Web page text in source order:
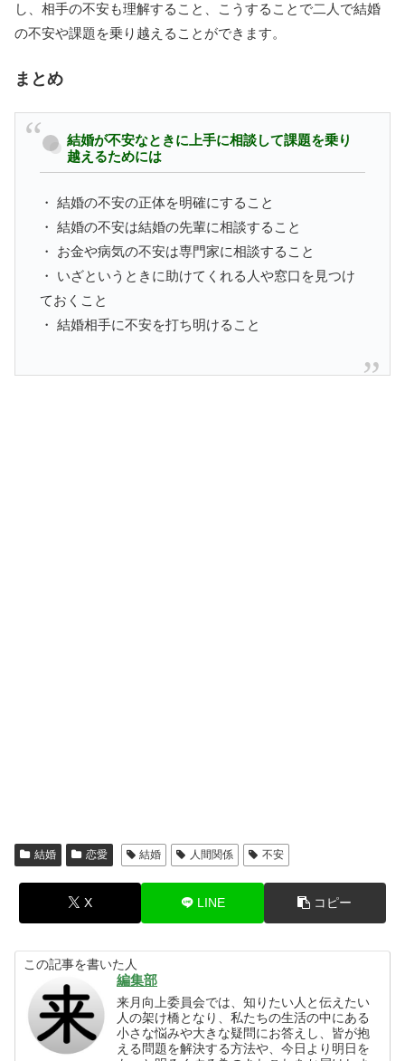
し、相手の不安も理解すること、こうすることで二人で結婚
の不安や課題を乗り越えることができます。
まとめ
結婚が不安なときに上手に相談して課題を乗り
越えるためには
・ 結婚の不安の正体を明確にすること
・ 結婚の不安は結婚の先輩に相談すること
・ お金や病気の不安は専門家に相談すること
・ いざというときに助けてくれる人や窓口を見つけ
ておくこと
・ 結婚相手に不安を打ち明けること
結婚 恋愛 結婚 人間関係 不安
X LINE コピー
この記事を書いた人
編集部
来月向上委員会では、知りたい人と伝えたい
人の架け橋となり、私たちの生活の中にある
小さな悩みや大きな疑問にお答えし、皆が抱
える問題を解決する方法や、今日より明日を